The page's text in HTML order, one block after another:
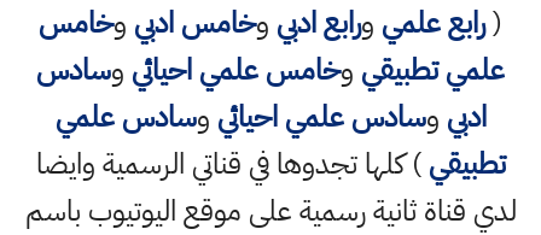
(رابع علمي ورابع ادبي وخامس ادبي وخامس
علمي تطبيقي وخامس علمي احيائي وسادس
ادبي وسادس علمي احيائي وسادس علمي
تطبيقي) كلها تجدوها في قناتي الرسمية وايضا
لدي قناة ثانية رسمية على موقع اليوتيوب باسم